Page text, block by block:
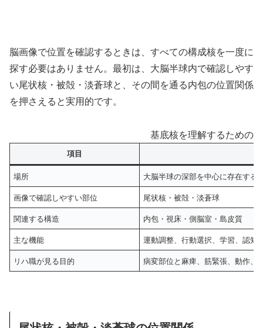
脳画像で位置を確認するときは、すべての構成核を一度に
探す必要はありません。最初は、大脳半球内で確認しやす
い尾状核・被殻・淡蒼球と、その間を通る内包の位置関係
を押さえると実用的です。
基底核を理解するための
項目
場所
大脳半球の深部を中心に存在する
画像で確認しやすい部位
尾状核・被殻・淡蒼球
関連する構造
内包・視床・側脳室・島皮質
主な機能
運動調整、行動選択、学習、認知
リハ職が見る目的
病変部位と麻痺、筋緊張、動作、